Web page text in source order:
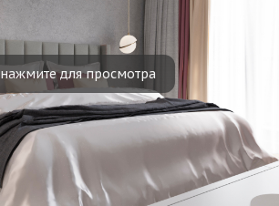
нажмите для просмотра